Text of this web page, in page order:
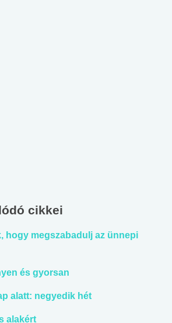
cikkei
hogy megszabadulj az ünnepi
és gyorsan
alatt: negyedik hét
alakért